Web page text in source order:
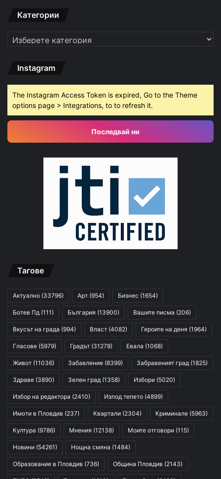
Категории
Категории
Instagram
The Instagram Access Token is expired, Go to the Theme
options page > Integrations, to to refresh it.
Последвай ни
Тагове
Актуално (33796) Арт (954) Бизнес (1654)
Ботев Пд (111) България (13900) Вашите писма (206)
Вкусът на града (994) Власт (4082) Героите на деня (1964)
Гласове (5979) Градът (31278) Евала (1068)
Живот (11036) Забавление (8399) Забравеният град (1825)
Здраве (3890) Зелен град (1358) Избори (5020)
Избор на редактора (2410) Изпод тепето (4899)
Имоти в Пловдив (237) Квартали (2304) Криминале (5963)
Култура (9786) Мнения (12138) Моите отговори (115)
Новини (54261) Нощна смяна (1484)
Образование в Пловдив (736) Община Пловдив (2143)